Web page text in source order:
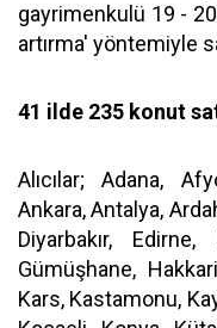
gayrimenkulü 19 -
artırma' yöntemiyle
41 ilde 235 konut
Alıcılar; Adana,
Ankara, Antalya,
Diyarbakır,
Gümüşhane,
Kars, Kastamonu,